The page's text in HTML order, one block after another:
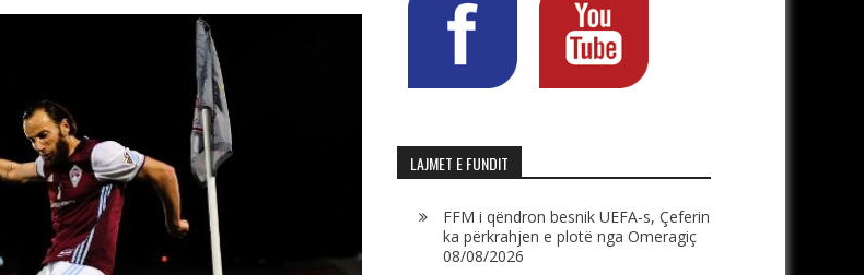
LAJMET E FUNDIT
FFM i qëndron besnik UEFA-s, Çeferin
ka përkrahjen e plotë nga Omeragiç
08/08/2026